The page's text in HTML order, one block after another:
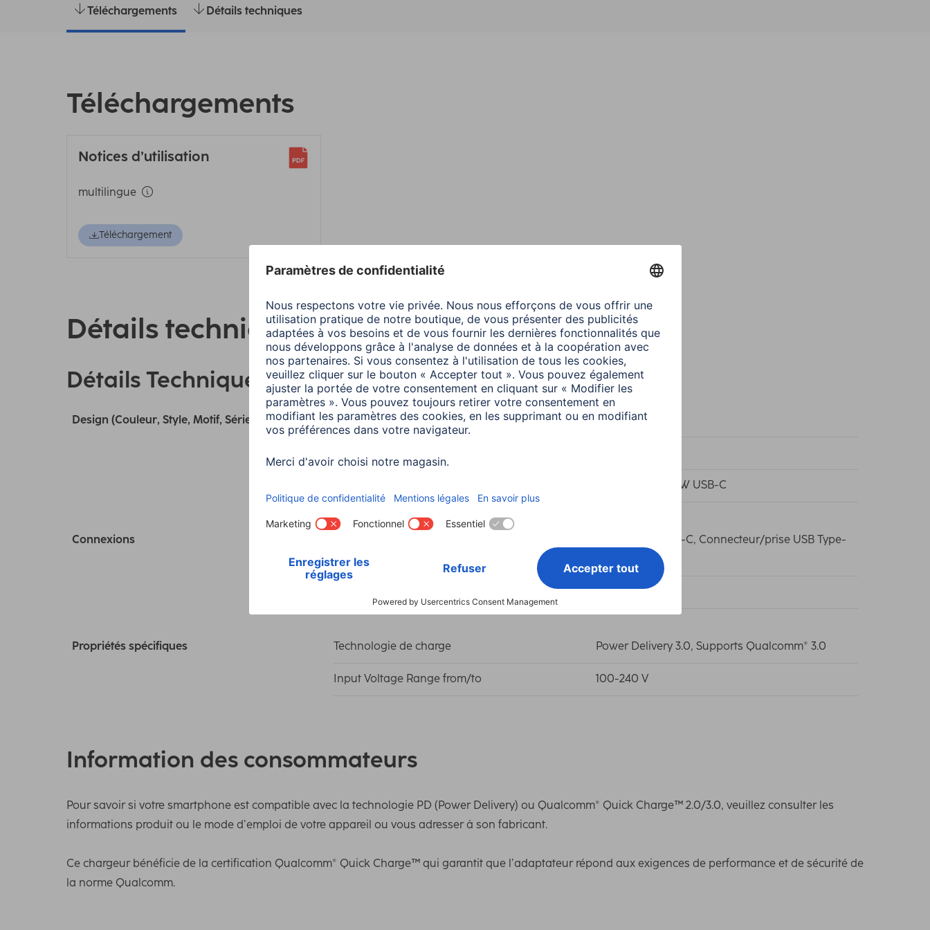
Téléchargements Détails techniques
Téléchargements
Notices d’utilisation
multilingue
Téléchargement
Détails techniques
Détails Techniques
Design (Couleur, Style, Motif, Série) Couleur Blanc
Mini Charger 65W USB-C
Connexions
Connecteur USB-C, Connecteur/prise USB Type-
2
Propriétés spécifiques Technologie de charge Power Delivery 3.0, Supports Qualcomm® 3.0
Input Voltage Range from/to 100-240 V
Information des consommateurs
Pour savoir si votre smartphone est compatible avec la technologie PD (Power Delivery) ou Qualcomm® Quick Charge™ 2.0/3.0, veuillez consulter les
informations produit ou le mode d’emploi de votre appareil ou vous adresser à son fabricant.
Ce chargeur bénéficie de la certification Qualcomm® Quick Charge™ qui garantit que l’adaptateur répond aux exigences de performance et de sécurité de
la norme Qualcomm.